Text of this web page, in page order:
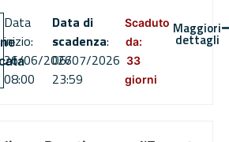
Data
inizio:
26/06/2026
08:00
Data di
scadenza:
06/07/2026
23:59
Scaduto
da:
33
giorni
Maggiori
dettagli